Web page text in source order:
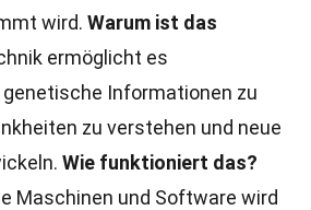
wird. Warum ist das
ermöglicht es
Informationen zu
zu verstehen und neue
Wie funktioniert das?
Maschinen und Software wird